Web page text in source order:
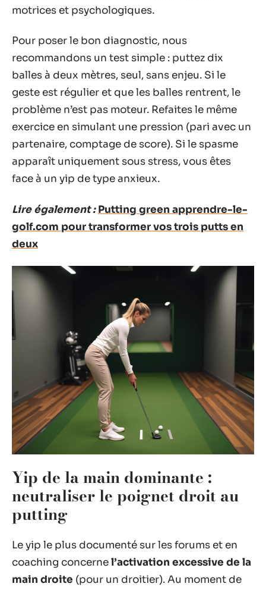
motrices et psychologiques.
Pour poser le bon diagnostic, nous
recommandons un test simple : puttez dix
balles à deux mètres, seul, sans enjeu. Si le
geste est régulier et que les balles rentrent, le
problème n’est pas moteur. Refaites le même
exercice en simulant une pression (pari avec un
partenaire, comptage de score). Si le spasme
apparaît uniquement sous stress, vous êtes
face à un yip de type anxieux.
Lire également : Putting green apprendre-le-
golf.com pour transformer vos trois putts en
deux
Yip de la main dominante :
neutraliser le poignet droit au
putting
Le yip le plus documenté sur les forums et en
coaching concernel’activation excessive de la
main droite (pour un droitier). Au moment de